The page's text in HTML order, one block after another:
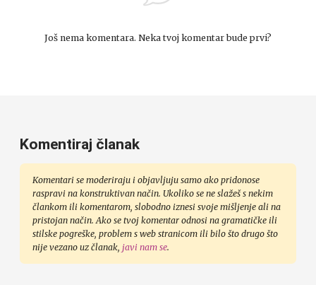
Još nema komentara. Neka tvoj komentar bude prvi?
Komentiraj članak
Komentari se moderiraju i objavljuju samo ako pridonose
raspravi na konstruktivan način. Ukoliko se ne slažeš s nekim
člankom ili komentarom, slobodno iznesi svoje mišljenje ali na
pristojan način. Ako se tvoj komentar odnosi na gramatičke ili
stilske pogreške, problem s web stranicom ili bilo što drugo što
nije vezano uz članak, javi nam se.